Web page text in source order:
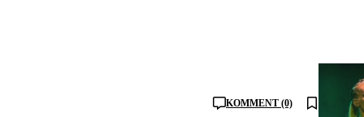
KOMMENT (0)